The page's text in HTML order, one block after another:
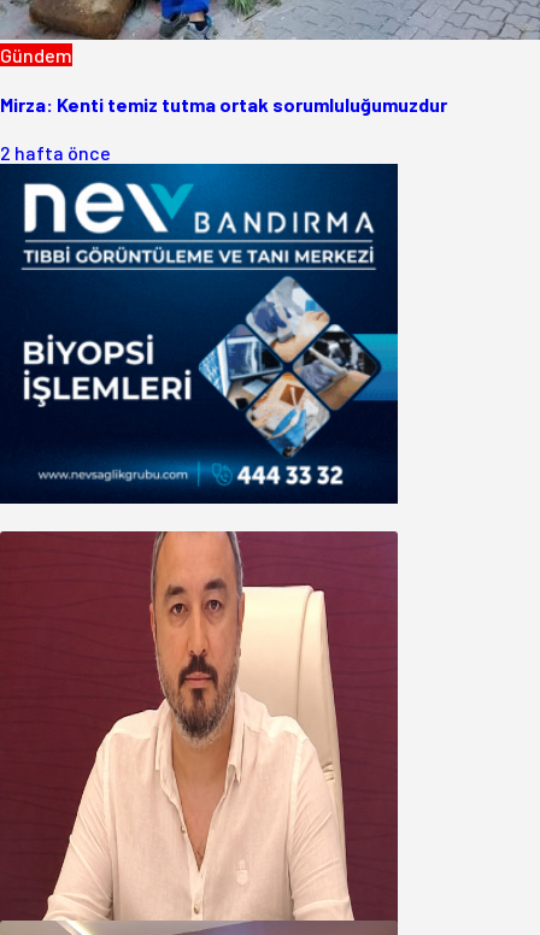
Gündem
Mirza: Kenti temiz tutma ortak sorumluluğumuzdur
2 hafta önce
Oğuzbeyi’nden Balıkesirspor
yönetimine cevap : Herkes kendine
yakışanı yapar, buluttan nem
kapmayın!
07 Ağustos 2026